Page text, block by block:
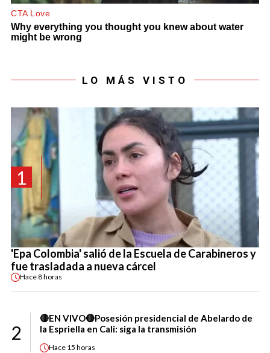
LO MÁS VISTO
1
'Epa Colombia' salió de la Escuela de Carabineros y
fue trasladada a nueva cárcel
Hace8 horas
2
🔴EN VIVO🔴Posesión presidencial de Abelardo de
la Espriella en Cali: siga la transmisión
Hace 15 horas